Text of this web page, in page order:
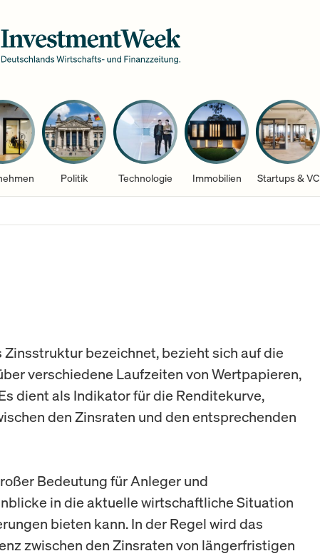
Politik Technologie Immobilien Startups & VC
Zinsstruktur bezeichnet, bezieht sich auf die
verschiedene Laufzeiten von Wertpapieren,
dient als Indikator für die Renditekurve,
den Zinsraten und den entsprechenden
Bedeutung für Anleger und
in die aktuelle wirtschaftliche Situation
bieten kann. In der Regel wird das
zwischen den Zinsraten von längerfristigen